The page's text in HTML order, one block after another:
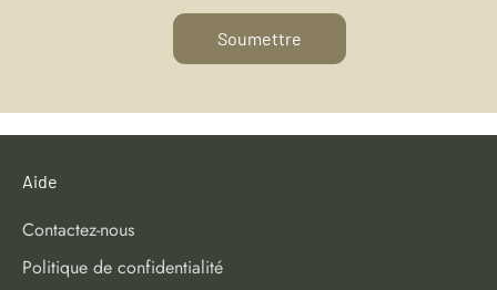
Soumettre
Aide
Contactez-nous
Politique de confidentialité